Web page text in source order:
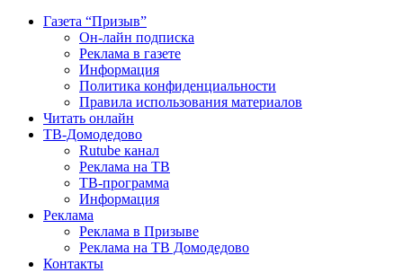
Газета “Призыв”
Он-лайн подписка
Реклама в газете
Информация
Политика конфиденциальности
Правила использования материалов
Читать онлайн
ТВ-Домодедово
Rutube канал
Реклама на ТВ
ТВ-программа
Информация
Реклама
Реклама в Призыве
Реклама на ТВ Домодедово
Контакты